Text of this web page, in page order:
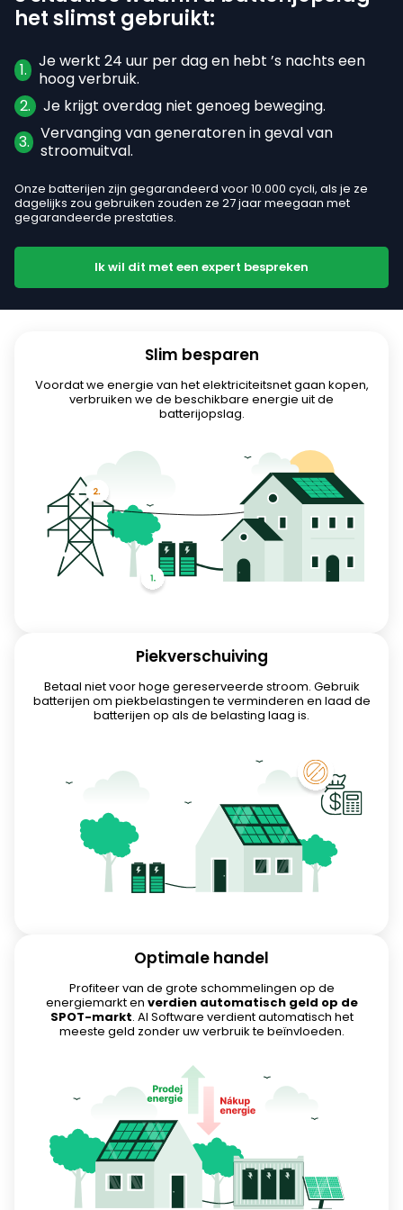
het slimst gebruikt:
1.
Je werkt 24 uur per dag en hebt ’s nachts een
hoog verbruik.
2.
Je krijgt overdag niet genoeg beweging.
3. Vervanging van generatoren in geval van
stroomuitval.
Onze batterijen zijn gegarandeerd voor 10.000 cycli, als je ze
dagelijks zou gebruiken zouden ze 27 jaar meegaan met
gegarandeerde prestaties.
Ik wil dit met een expert bespreken
Slim besparen
Voordat we energie van het elektriciteitsnet gaan kopen,
verbruiken we de beschikbare energie uit de
batterijopslag.
Piekverschuiving
Betaal niet voor hoge gereserveerde stroom. Gebruik
batterijen om piekbelastingen te verminderen en laad de
batterijen op als de belasting laag is.
Optimale handel
Profiteer van de grote schommelingen op de
energiemarkt en verdien automatisch geld op de
SPOT-markt. AI Software verdient automatisch het
meeste geld zonder uw verbruik te beïnvloeden.
Zweden